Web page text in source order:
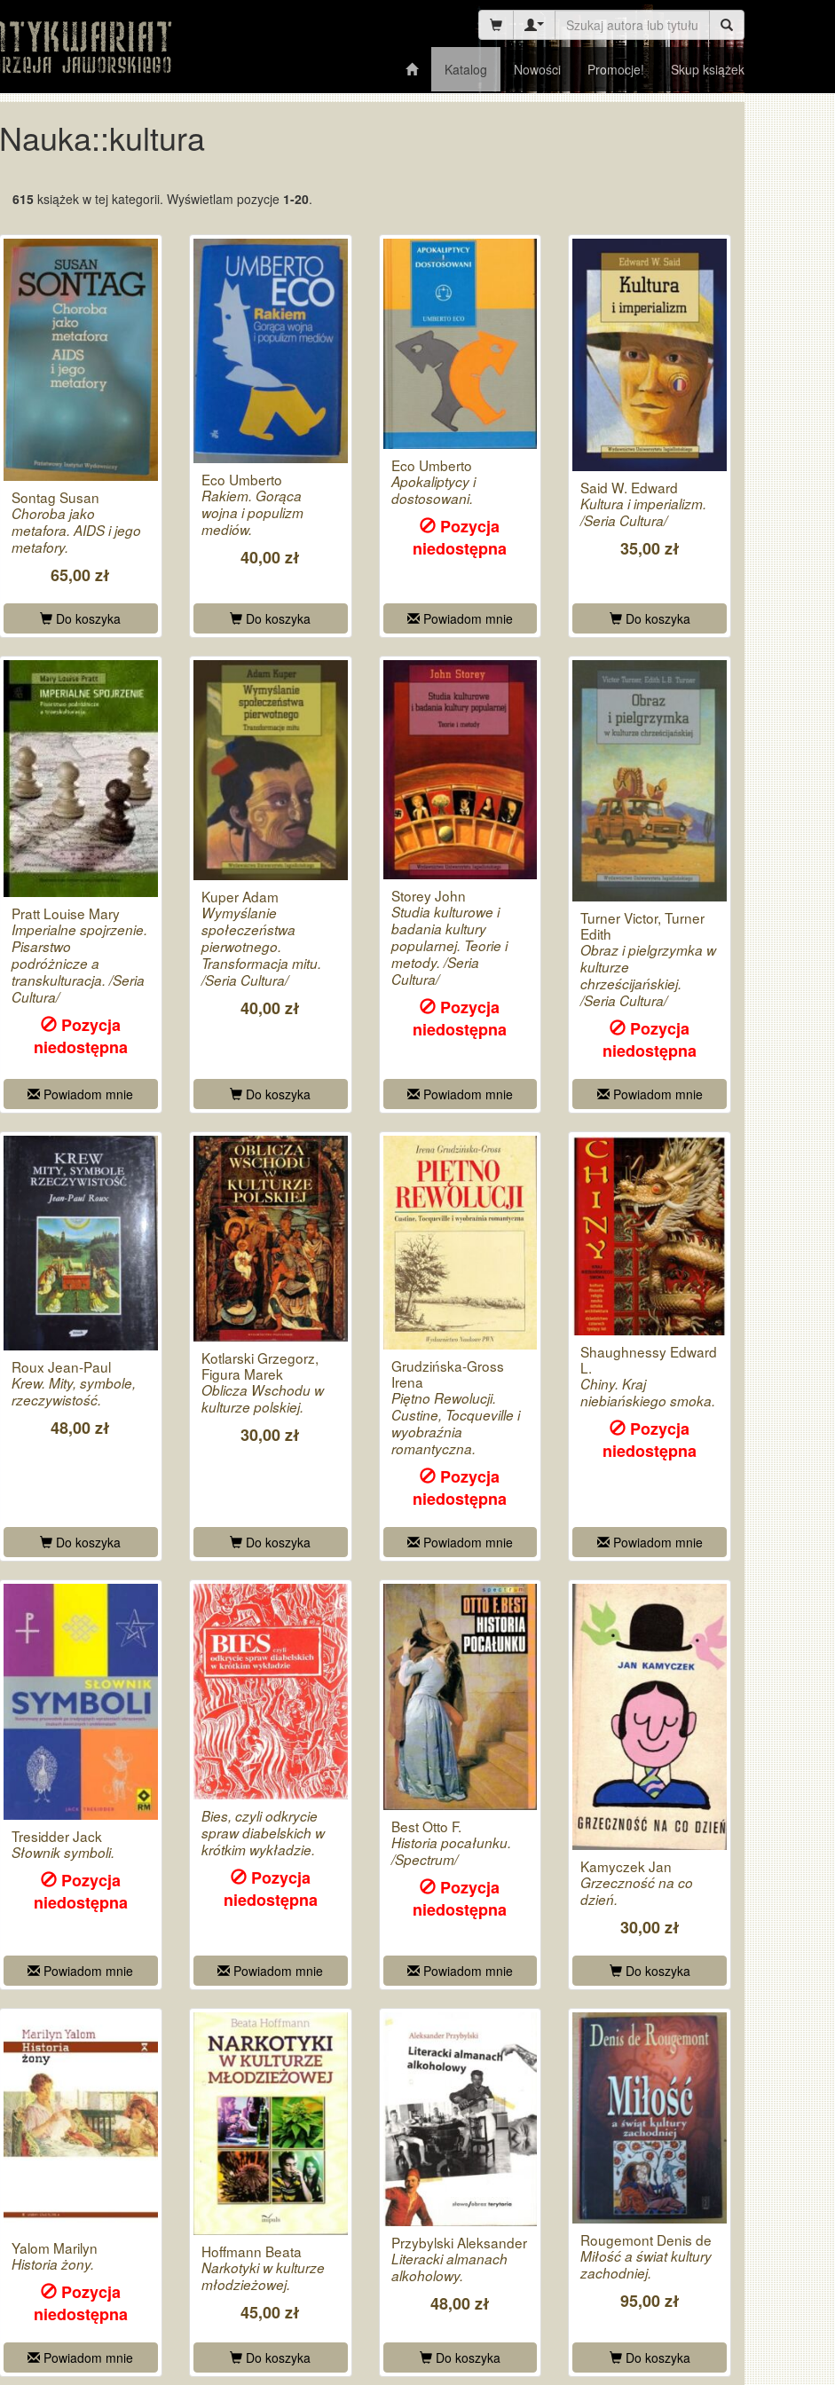
Katalog Nowości Promocje! Skup książek
Nauka::kultura
615 książek w tej kategorii. Wyświetlam pozycje 1-20.
Sontag Susan
Choroba jako
metafora. AIDS i jego
metafory.
65,00 zł
Do koszyka
Eco Umberto
Rakiem. Gorąca
wojna i populizm
mediów.
40,00 zł
Do koszyka
Eco Umberto
Apokaliptycy i
dostosowani.
Pozycja
niedostępna
Powiadom mnie
Said W. Edward
Kultura i imperializm.
/Seria Cultura/
35,00 zł
Do koszyka
Pratt Louise Mary
Imperialne spojrzenie.
Pisarstwo
podróżnicze a
transkulturacja. /Seria
Cultura/
Pozycja
niedostępna
Powiadom mnie
Kuper Adam
Wymyślanie
społeczeństwa
pierwotnego.
Transformacja mitu.
/Seria Cultura/
40,00 zł
Do koszyka
Storey John
Studia kulturowe i
badania kultury
popularnej. Teorie i
metody. /Seria
Cultura/
Pozycja
niedostępna
Powiadom mnie
Turner Victor, Turner
Edith
Obraz i pielgrzymka w
kulturze
chrześcijańskiej.
/Seria Cultura/
Pozycja
niedostępna
Powiadom mnie
Roux Jean-Paul
Krew. Mity, symbole,
rzeczywistość.
48,00 zł
Do koszyka
Kotlarski Grzegorz,
Figura Marek
Oblicza Wschodu w
kulturze polskiej.
30,00 zł
Do koszyka
Grudzińska-Gross
Irena
Piętno Rewolucji.
Custine, Tocqueville i
wyobraźnia
romantyczna.
Pozycja
niedostępna
Powiadom mnie
Shaughnessy Edward
L.
Chiny. Kraj
niebiańskiego smoka.
Pozycja
niedostępna
Powiadom mnie
Tresidder Jack
Słownik symboli.
Pozycja
niedostępna
Powiadom mnie
Bies, czyli odkrycie
spraw diabelskich w
krótkim wykładzie.
Pozycja
niedostępna
Powiadom mnie
Best Otto F.
Historia pocałunku.
/Spectrum/
Pozycja
niedostępna
Powiadom mnie
Kamyczek Jan
Grzeczność na co
dzień.
30,00 zł
Do koszyka
Yalom Marilyn
Historia żony.
Pozycja
niedostępna
Powiadom mnie
Hoffmann Beata
Narkotyki w kulturze
młodzieżowej.
45,00 zł
Do koszyka
Przybylski Aleksander
Literacki almanach
alkoholowy.
48,00 zł
Do koszyka
Rougemont Denis de
Miłość a świat kultury
zachodniej.
95,00 zł
Do koszyka